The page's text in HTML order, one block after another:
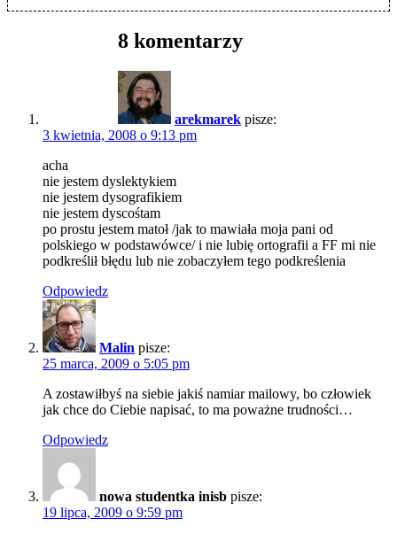
8 komentarzy
arekmarek pisze:
3 kwietnia, 2008 o 9:13 pm
acha
nie jestem dyslektykiem
nie jestem dysografikiem
nie jestem dyscośtam
po prostu jestem matoł /jak to mawiała moja pani od
polskiego w podstawówce/ i nie lubię ortografii a FF mi nie
podkreślił błędu lub nie zobaczyłem tego podkreślenia
Odpowiedz
Malin pisze:
25 marca, 2009 o 5:05 pm
A zostawiłbyś na siebie jakiś namiar mailowy, bo człowiek
jak chce do Ciebie napisać, to ma poważne trudności…
Odpowiedz
nowa studentka inisb pisze:
19 lipca, 2009 o 9:59 pm